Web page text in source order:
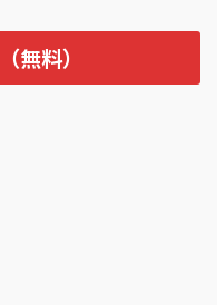
無料）